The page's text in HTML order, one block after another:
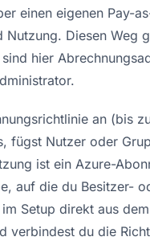
einen eigenen Pay-
Diesen Weg
hier
an (bis
fügst Nutzer oder
ist ein Azure-
auf die du Besitzer-
Setup direkt aus
verbindest du die